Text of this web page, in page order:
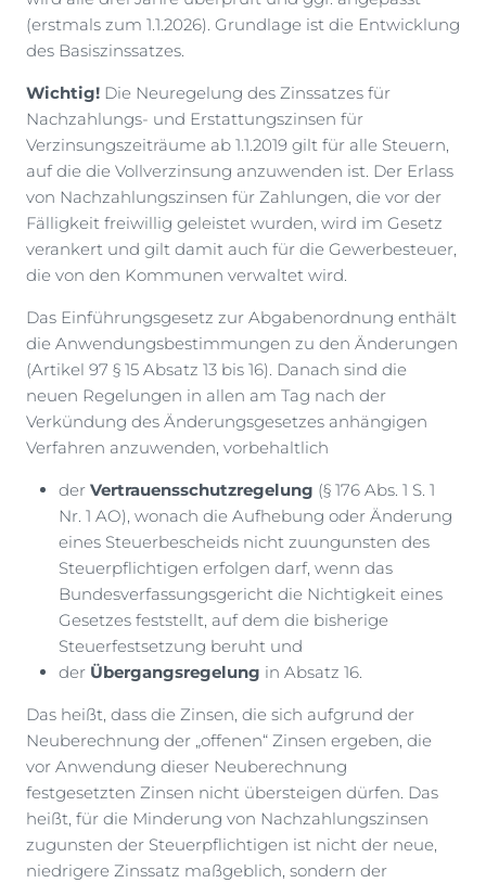
(erstmals zum 1.1.2026). Grundlage ist die Entwicklung
des Basiszinssatzes.
Wichtig! Die Neuregelung des Zinssatzes für
Nachzahlungs- und Erstattungszinsen für
Verzinsungszeiträume ab 1.1.2019 gilt für alle Steuern,
auf die die Vollverzinsung anzuwenden ist. Der Erlass
von Nachzahlungszinsen für Zahlungen, die vor der
Fälligkeit freiwillig geleistet wurden, wird im Gesetz
verankert und gilt damit auch für die Gewerbesteuer,
die von den Kommunen verwaltet wird.
Das Einführungsgesetz zur Abgabenordnung enthält
die Anwendungsbestimmungen zu den Änderungen
(Artikel 97 § 15 Absatz 13 bis 16). Danach sind die
neuen Regelungen in allen am Tag nach der
Verkündung des Änderungsgesetzes anhängigen
Verfahren anzuwenden, vorbehaltlich
der Vertrauensschutzregelung (§ 176 Abs. 1 S. 1
Nr. 1 AO), wonach die Aufhebung oder Änderung
eines Steuerbescheids nicht zuungunsten des
Steuerpflichtigen erfolgen darf, wenn das
Bundesverfassungsgericht die Nichtigkeit eines
Gesetzes feststellt, auf dem die bisherige
Steuerfestsetzung beruht und
der Übergangsregelung in Absatz 16.
Das heißt, dass die Zinsen, die sich aufgrund der
Neuberechnung der „offenen“ Zinsen ergeben, die
vor Anwendung dieser Neuberechnung
festgesetzten Zinsen nicht übersteigen dürfen. Das
heißt, für die Minderung von Nachzahlungszinsen
zugunsten der Steuerpflichtigen ist nicht der neue,
niedrigere Zinssatz maßgeblich, sondern der